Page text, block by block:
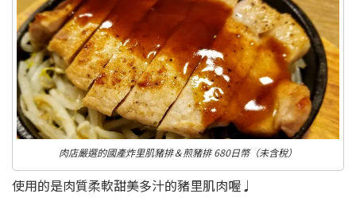
肉店嚴選的國產炸里肌豬排＆煎豬排 680日幣（未含稅）
使用的是肉質柔軟甜美多汁的豬里肌肉喔♩